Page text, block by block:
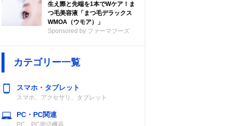
生え際と先端を1本でWケア！ま
つ毛美容液「まつ毛デラックス
WMOA（ウモア）」
Sponsored by ファーマフーズ
カテゴリー一覧
スマホ・タブレット
スマホ、アクセサリ、タブレット
PC・PC関連